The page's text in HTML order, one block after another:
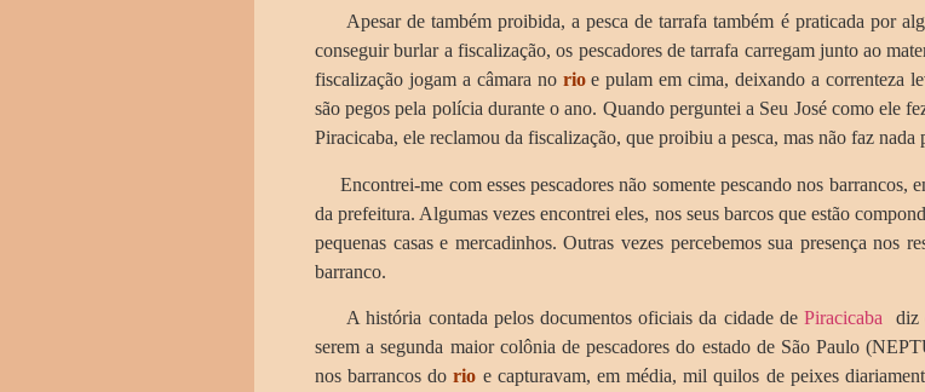
Apesar de também proibida, a pesca de tarrafa também é praticada por
conseguir burlar a fiscalização, os pescadores de tarrafa carregam junto ao
fiscalização jogam a câmara no rio e pulam em cima, deixando a correnteza
são pegos pela polícia durante o ano. Quando perguntei a Seu José como ele
Piracicaba, ele reclamou da fiscalização, que proibiu a pesca, mas não faz nada
Encontrei-me com esses pescadores não somente pescando nos barrancos,
da prefeitura. Algumas vezes encontrei eles, nos seus barcos que estão
pequenas casas e mercadinhos. Outras vezes percebemos sua presença nos
barranco.
A história contada pelos documentos oficiais da cidade dePiracicaba diz
serem a segunda maior colônia de pescadores do estado de São Paulo
nos barrancos dorio e capturavam, em média, mil quilos de peixes